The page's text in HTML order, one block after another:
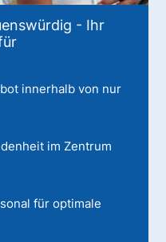
- Ihr
innerhalb von nur
im Zentrum
für optimale